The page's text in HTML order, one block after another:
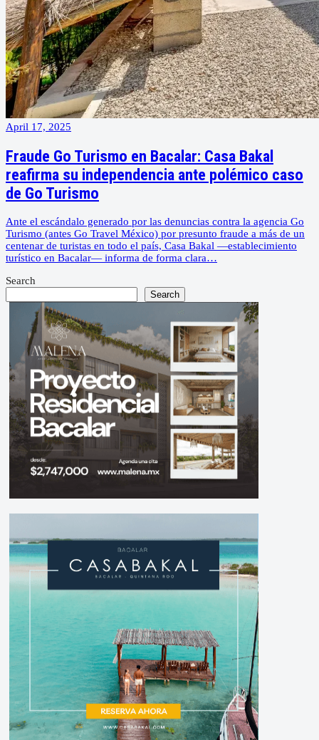
April 17, 2025
Fraude Go Turismo en Bacalar: Casa Bakal
reafirma su independencia ante polémico caso
de Go Turismo
Ante el escándalo generado por las denuncias contra la agencia Go
Turismo (antes Go Travel México) por presunto fraude a más de un
centenar de turistas en todo el país, Casa Bakal —establecimiento
turístico en Bacalar— informa de forma clara…
Search
Search